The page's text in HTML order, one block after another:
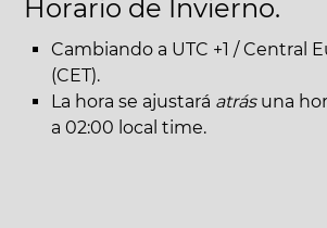
Horario de Invierno.
Cambiando a UTC +1 / Central
(CET).
La hora se ajustará atrásuna
a 02:00 local time.